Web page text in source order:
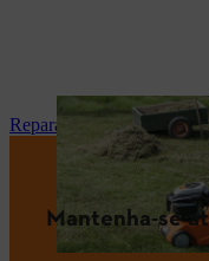
Reparação e manutenção
Mantenha-se